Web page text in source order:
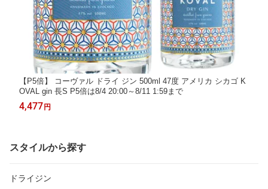
【P5倍】 コーヴァル ドライ ジン 500ml 47度 アメリカ シカゴ K
OVAL gin 長S P5倍は8/4 20:00～8/11 1:59まで
4,477 円
スタイルから探す
ドライジン